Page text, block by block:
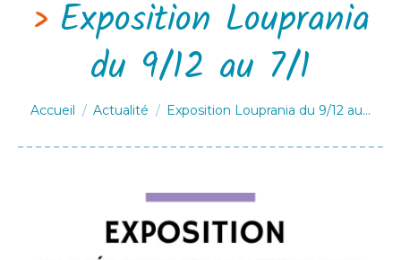
Exposition Louprania
du 9/12 au 7/1
Vous êtes ici :
Accueil Actualité Exposition Louprania du 9/12 au…